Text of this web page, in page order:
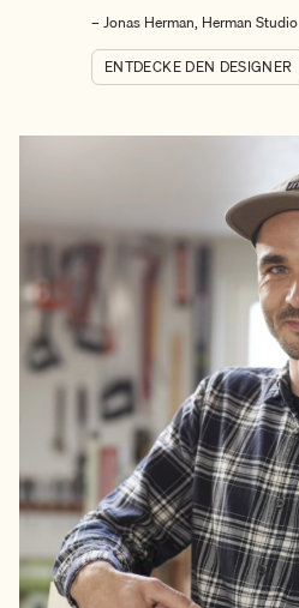
– Jonas Herman, Herman Studio
ENTDECKE DEN DESIGNER